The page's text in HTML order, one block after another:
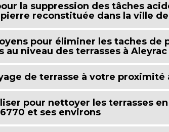
la suppression des tâches
reconstituée dans la ville
pour éliminer les taches de
au niveau des terrasses à
de terrasse à votre proximité
pour nettoyer les terrasses
et ses environs